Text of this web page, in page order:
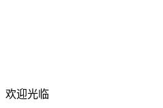
欢迎光临